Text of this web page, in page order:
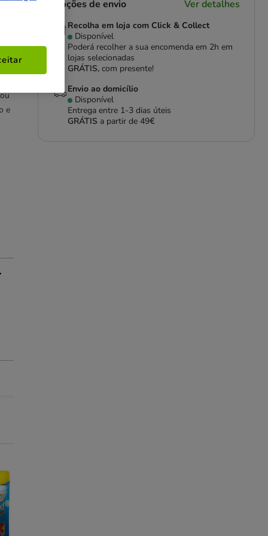
e
Opções de envio Ver detalhes
Recolha em loja com Click & Collect
Disponível
Poderá recolher a sua encomenda em 2h em
lojas selecionadas
GRÁTIS,com presente!
Envio ao domicílio
Disponível
Entrega entre 1-3 dias úteis
GRÁTIS a partir de 49€